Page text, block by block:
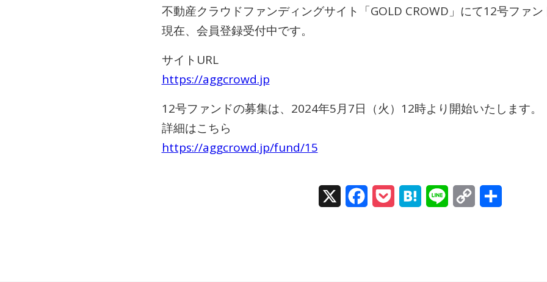
不動産クラウドファンディングサイト「GOLD CROWD」にて12号ファン
現在、会員登録受付中です。
サイトURL
https://aggcrowd.jp
12号ファンドの募集は、2024年5月7日（火）12時より開始いたします。
詳細はこちら
https://aggcrowd.jp/fund/15
Facebook
Pocket Hatena Line
Copy